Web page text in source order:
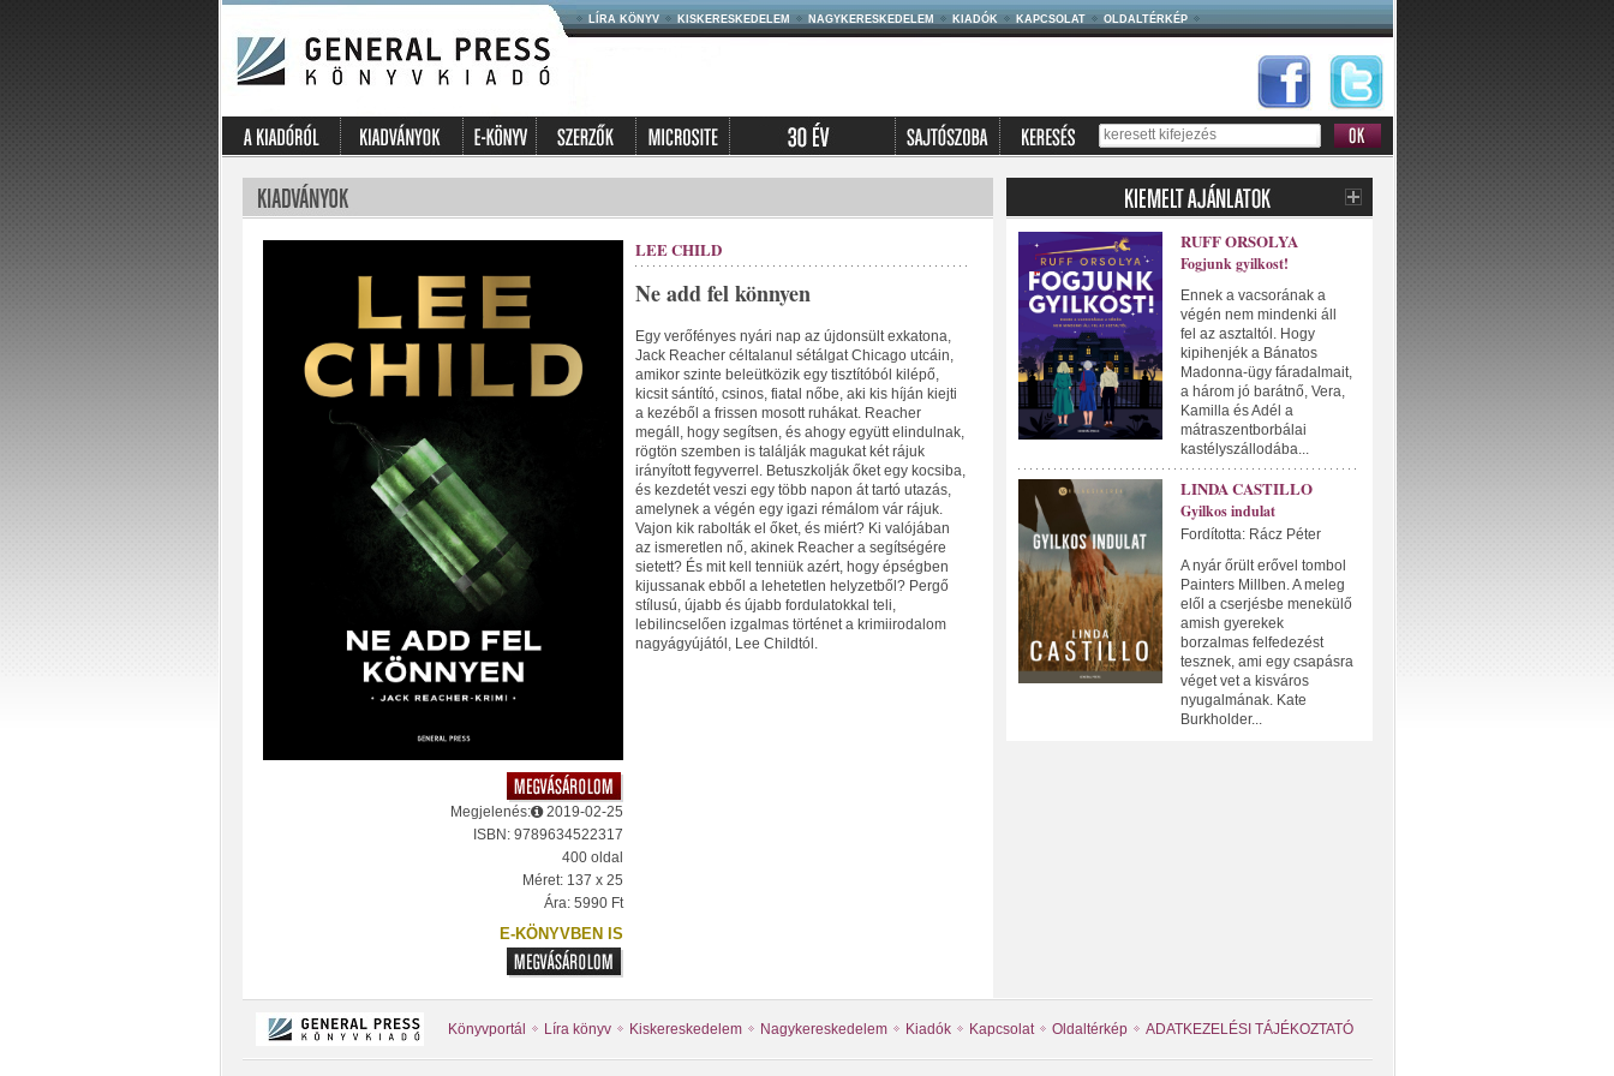
LÍRA KÖNYV KISKERESKEDELEM NAGYKERESKEDELEM KIADÓK KAPCSOLAT OLDALTÉRKÉP
Megjelenés:
2019-02-25
ISBN: 9789634522317
400 oldal
Méret: 137 x 25
Ára: 5990 Ft
E-KÖNYVBEN IS
LEE CHILD
Ne add fel könnyen
Egy verőfényes nyári nap az újdonsült exkatona,
Jack Reacher céltalanul sétálgat Chicago utcáin,
amikor szinte beleütközik egy tisztítóból kilépő,
kicsit sántító, csinos, fiatal nőbe, aki kis híján kiejti
a kezéből a frissen mosott ruhákat. Reacher
megáll, hogy segítsen, és ahogy együtt elindulnak,
rögtön szemben is találják magukat két rájuk
irányított fegyverrel. Betuszkolják őket egy kocsiba,
és kezdetét veszi egy több napon át tartó utazás,
amelynek a végén egy igazi rémálom vár rájuk.
Vajon kik rabolták el őket, és miért? Ki valójában
az ismeretlen nő, akinek Reacher a segítségére
sietett? És mit kell tenniük azért, hogy épségben
kijussanak ebből a lehetetlen helyzetből? Pergő
stílusú, újabb és újabb fordulatokkal teli,
lebilincselően izgalmas történet a krimiirodalom
nagyágyújától, Lee Childtól.
RUFF ORSOLYA
Fogjunk gyilkost!
Ennek a vacsorának a
végén nem mindenki áll
fel az asztaltól. Hogy
kipihenjék a Bánatos
Madonna-ügy fáradalmait,
a három jó barátnő, Vera,
Kamilla és Adél a
mátraszentborbálai
kastélyszállodába...
LINDA CASTILLO
Gyilkos indulat
Fordította: Rácz Péter
A nyár őrült erővel tombol
Painters Millben. A meleg
elől a cserjésbe menekülő
amish gyerekek
borzalmas felfedezést
tesznek, ami egy csapásra
véget vet a kisváros
nyugalmának. Kate
Burkholder...
Könyvportál Líra könyv Kiskereskedelem Nagykereskedelem Kiadók Kapcsolat Oldaltérkép ADATKEZELÉSI TÁJÉKOZTATÓ